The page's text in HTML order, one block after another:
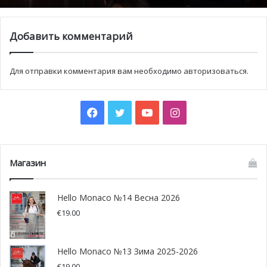
симфонический дирижёр. При жизни Густав Малер был
знаменит прежде всего как один из крупнейших
дирижёров своего времени, представитель так
называемой «послевагнеровской пятёрки»
Малер-композитор имел при жизни лишь относительно
Добавить комментарий
Для отправки комментария вам необходимо авторизоваться.
Facebook
TwitterYouTubeInstagram
Магазин
Hello Monaco №14 Весна 2026
€19.00
Hello Monaco №13 Зима 2025-2026